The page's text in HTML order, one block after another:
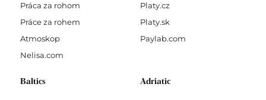
Práca za rohom
Práce za rohem
Atmoskop
Nelisa.com
Platy.cz
Platy.sk
Paylab.com
Baltics Adriatic